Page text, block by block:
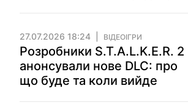
27.07.2026 18:24 ВІДЕОІГРИ
Розробники S.T.A.L.K.E.R. 2
анонсували нове DLC: про
що буде та коли вийде